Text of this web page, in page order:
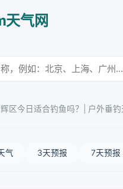
气网
区今日适合钓鱼吗？| 户外垂钓
气 3天预报 7天预报